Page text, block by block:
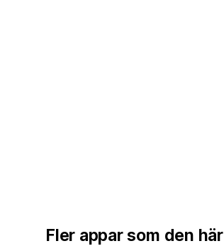
Fler appar som den här